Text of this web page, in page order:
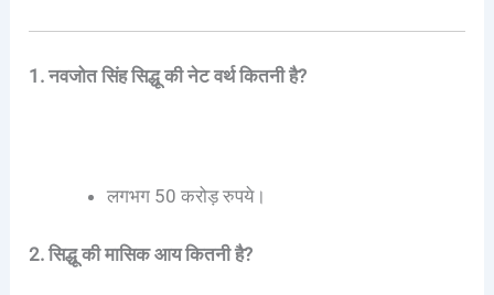
1. नवजोत सिंह सिद्धू की नेट वर्थ कितनी है?
लगभग 50 करोड़ रुपये।
2. सिद्धू की मासिक आय कितनी है?